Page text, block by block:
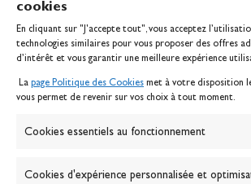
cookies
En cliquant sur "J'accepte tout", vous acceptez
technologies similaires pour vous proposer des offres
d’intérêt et vous garantir une meilleure expérience
La page Politique des Cookies met à votre disposition
vous permet de revenir sur vos choix à tout moment.
Cookies essentiels au fonctionnement
Cookies d'expérience personnalisée et
Inscription serveur média
Contact
Politique des cookies
Banque de la voile
Passion Voile TV